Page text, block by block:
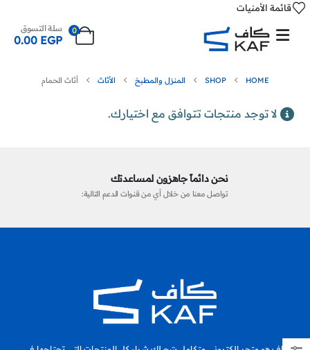
قائمة الأمنيات
0 سلة التسوق
0.00 EGP
HOME
SHOP المنزل والمطبخ الأثاث أثاث الحمام
لا توجد منتجات تتوافق مع اختيارك.
نحن دائماً جاهزون لمساعدتك
تواصل معنا من خلال أي من قنوات الدعم التالية: